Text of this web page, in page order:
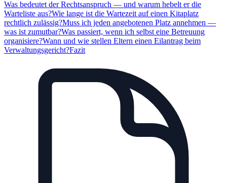
Was bedeutet der Rechtsanspruch — und warum hebelt er die
Warteliste aus?Wie lange ist die Wartezeit auf einen Kitaplatz
rechtlich zulässig?Muss ich jeden angebotenen Platz annehmen —
was ist zumutbar?Was passiert, wenn ich selbst eine Betreuung
organisiere?Wann und wie stellen Eltern einen Eilantrag beim
Verwaltungsgericht?Fazit